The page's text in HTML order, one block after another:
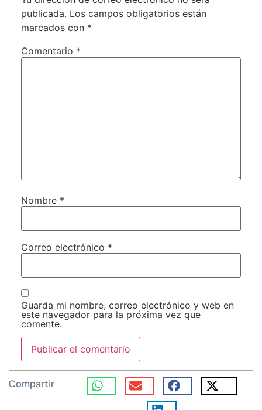
publicada. Los campos obligatorios están
marcados con *
Comentario *
Nombre *
Correo electrónico *
Guarda mi nombre, correo electrónico y web en
este navegador para la próxima vez que
comente.
Compartir